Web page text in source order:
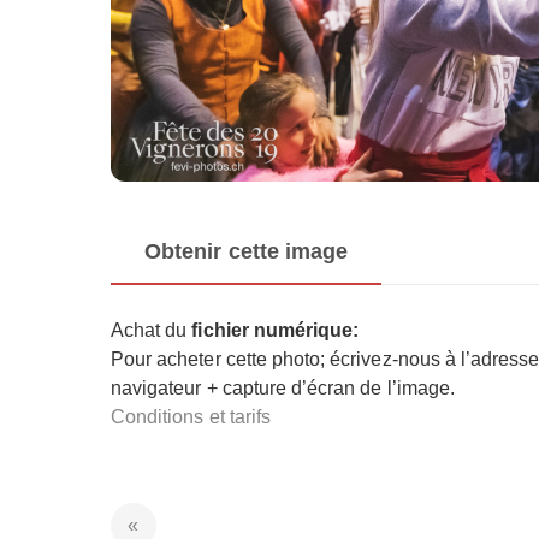
Obtenir cette image
Achat du fichier numérique:
Pour acheter cette photo; écrivez-nous à l’adresse
navigateur + capture d’écran de l’image.
Conditions et tarifs